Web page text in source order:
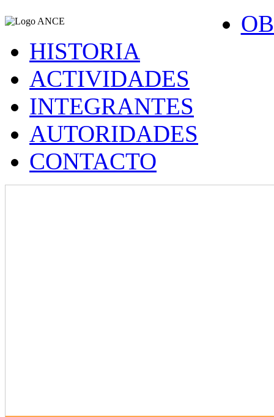
HISTORIA
ACTIVIDADES
INTEGRANTES
AUTORIDADES
CONTACTO